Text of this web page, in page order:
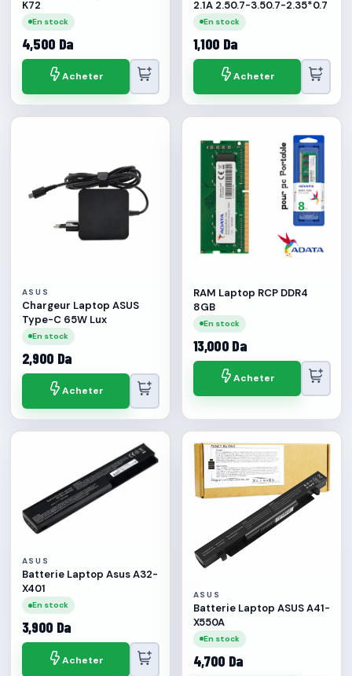
K72
En stock
4,500 Da
Acheter
2.1A 2.50.7-3.50.7-2.35*0.7
En stock
1,100 Da
Acheter
ASUS
Chargeur Laptop ASUS
Type-C 65W Lux
En stock
2,900 Da
Acheter
RAM Laptop RCP DDR4
8GB
En stock
13,000 Da
Acheter
ASUS
Batterie Laptop Asus A32-
X401
En stock
3,900 Da
Acheter
ASUS
Batterie Laptop ASUS A41-
X550A
En stock
4,700 Da